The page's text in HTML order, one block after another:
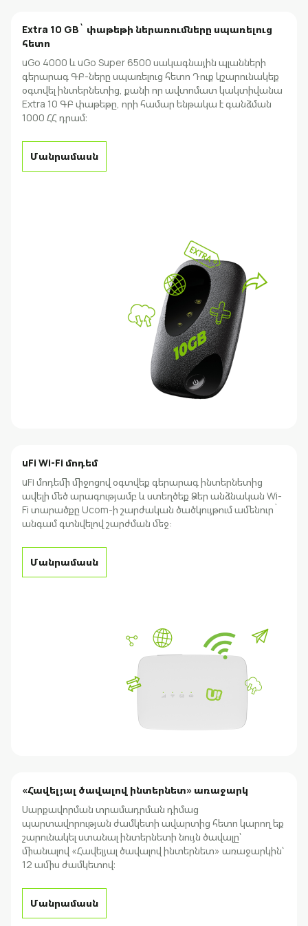
Extra 10 GB` փաթեթի ներառումները սպառելուց
հետո
uGo 4000 և uGo Super 6500 սակագնային պլանների
գերարագ ԳԲ-ները սպառելուց հետո Դուք կշարունակեք
օգտվել ինտերնետից, քանի որ ավտոմատ կակտիվանա
Extra 10 ԳԲ փաթեթը, որի համար ենթակա է գանձման
1000 ՀՀ դրամ։
Մանրամասն
uFi Wi-Fi մոդեմ
uFi մոդեմի միջոցով օգտվեք գերարագ ինտերնետից
ավելի մեծ արագությամբ և ստեղծեք Ձեր անձնական Wi-
Fi տարածքը Ucom-ի շարժական ծածկույթում ամենուր`
անգամ գտնվելով շարժման մեջ:
Մանրամասն
«Հավելյալ ծավալով ինտերնետ» առաջարկ
Սարքավորման տրամադրման դիմաց
պարտավորության ժամկետի ավարտից հետո կարող եք
շարունակել ստանալ ինտերնետի նույն ծավալը՝
միանալով «Հավելյալ ծավալով ինտերնետ» առաջարկին՝
12 ամիս ժամկետով։
Մանրամասն